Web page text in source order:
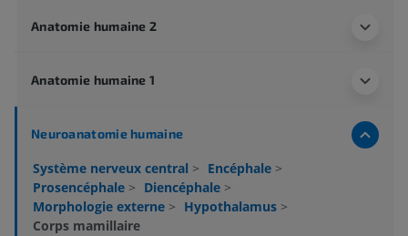
Anatomie humaine 2
Anatomie humaine 1
Neuroanatomie humaine
Système nerveux central > Encéphale >
Prosencéphale > Diencéphale >
Morphologie externe > Hypothalamus >
Corps mamillaire